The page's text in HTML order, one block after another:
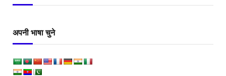
अपनी भाषा चुने